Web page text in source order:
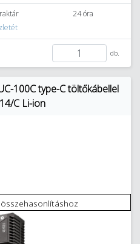
24 óra
db.
100C type-C töltőkábellel
C Li-ion